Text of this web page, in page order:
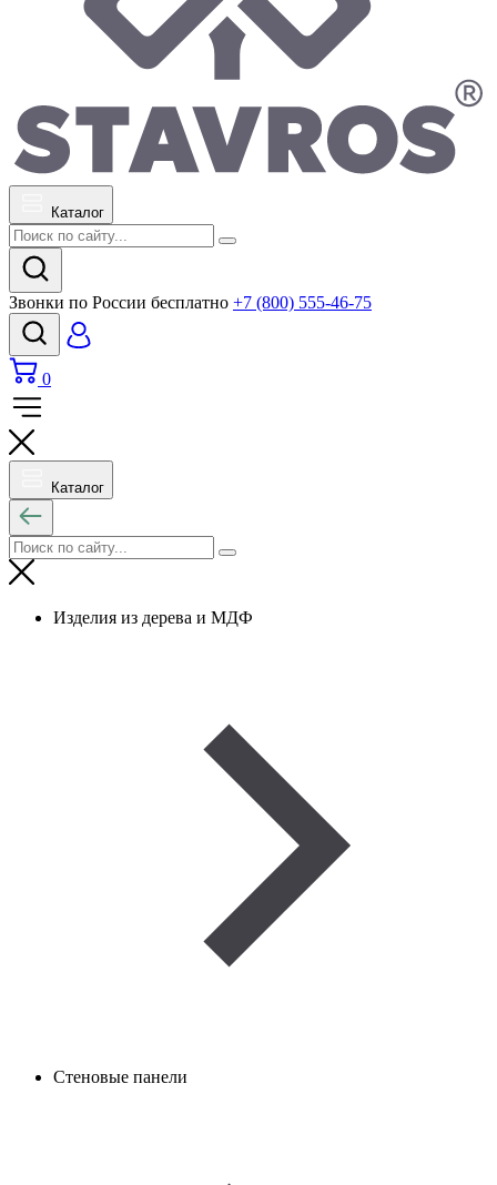
Каталог
Звонки по России бесплатно +7 (800) 555-46-75
0
Каталог
Изделия из дерева и МДФ
Стеновые панели